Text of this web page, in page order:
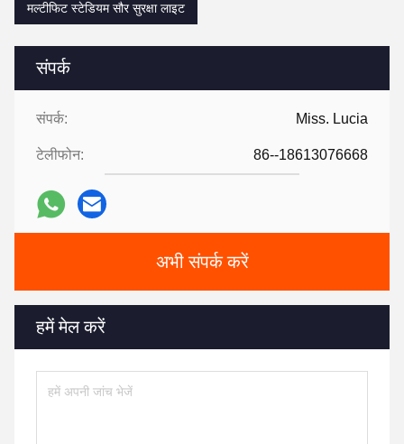
संपर्क
संपर्क: Miss. Lucia
टेलीफोन: 86--18613076668
अभी संपर्क करें
हमें मेल करें
मल्टीफिट स्टेडियम सौर सुरक्षा लाइट